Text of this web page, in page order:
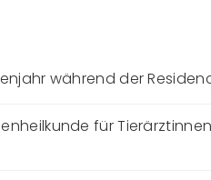
während der
für